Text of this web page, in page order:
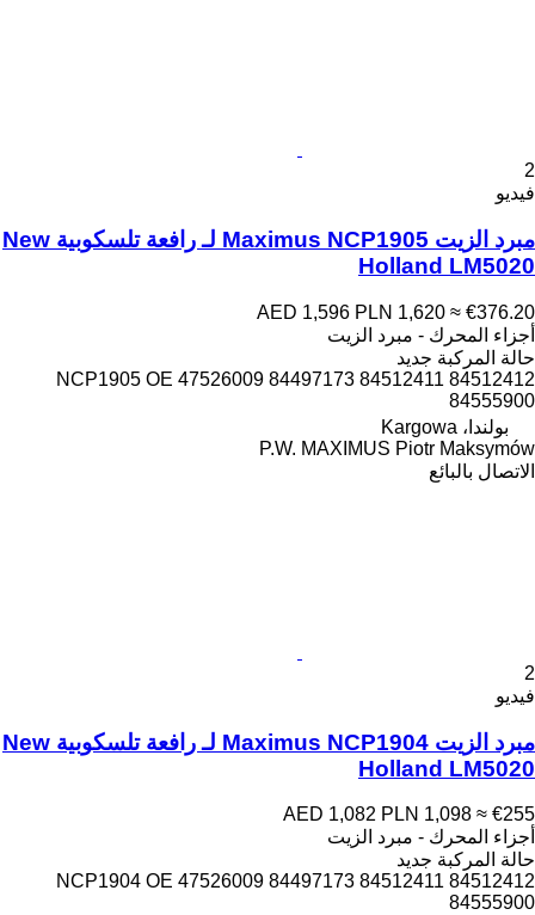
2
فيديو
مبرد الزيت Maximus NCP1905 لـ رافعة تلسكوبية New
Holland LM5020
AED 1,596 PLN 1,620 ≈ €376.20
أجزاء المحرك - مبرد الزيت
حالة المركبة جديد
NCP1905 OE 47526009 84497173 84512411 84512412
84555900
بولندا، Kargowa
P.W. MAXIMUS Piotr Maksymów
الاتصال بالبائع
2
فيديو
مبرد الزيت Maximus NCP1904 لـ رافعة تلسكوبية New
Holland LM5020
AED 1,082 PLN 1,098 ≈ €255
أجزاء المحرك - مبرد الزيت
حالة المركبة جديد
NCP1904 OE 47526009 84497173 84512411 84512412
84555900